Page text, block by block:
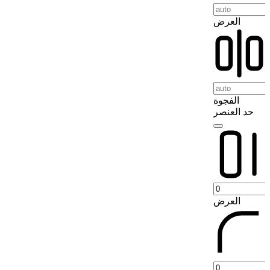
العرض
الفجوة
حد العنصر
العرض